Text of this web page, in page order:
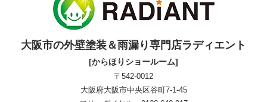
大阪市の外壁塗装＆雨漏り専門店ラディエント
[からほりショールーム]
〒542-0012
大阪府大阪市中央区谷町7-1-45